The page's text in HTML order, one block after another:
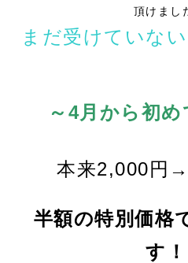
頂けまし
まだ受けていな
～4月から初め
本来2,000円→
半額の特別価格
す！